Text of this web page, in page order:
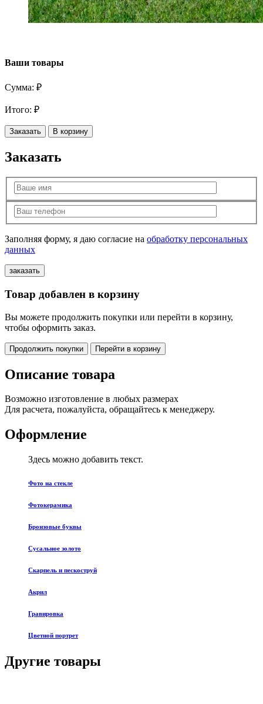
Ваши товары
Сумма: ₽
Итого: ₽
Заказать В корзину
Заказать
Заполняя форму, я даю согласие на обработку персональных
данных
Товар добавлен в корзину
Вы можете продолжить покупки или перейти в корзину,
чтобы оформить заказ.
Продолжить покупки Перейти в корзину
Описание товара
Возможно изготовление в любых размерах
Для расчета, пожалуйста, обращайтесь к менеджеру.
Оформление
Здесь можно добавить текст.
Фото на стекле
Фотокерамика
Бронзовые буквы
Сусальное золото
Скарпель и пескоструй
Акрил
Гравировка
Цветной портрет
Другие товары